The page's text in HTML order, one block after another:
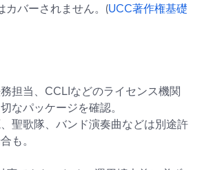
カバーされません。(UCC著作権基礎
担当、CCLIなどのライセンス機関
なパッケージを確認。
聖歌隊、バンド演奏曲などは別途許
も。